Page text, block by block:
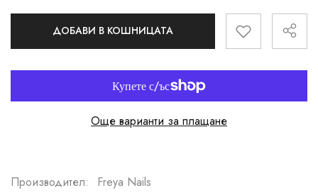
ДОБАВИ В КОШНИЦАТА
Още варианти за плащане
Производител: Freya Nails